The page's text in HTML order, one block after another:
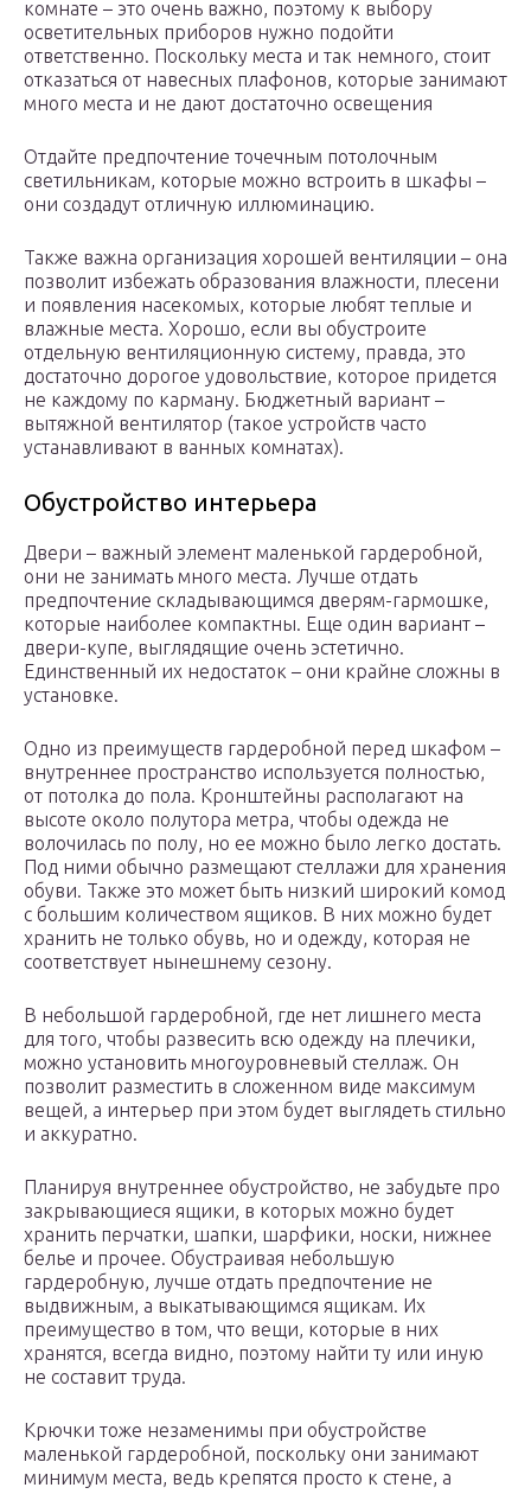
комнате – это очень важно, поэтому к выбору
осветительных приборов нужно подойти
ответственно. Поскольку места и так немного, стоит
отказаться от навесных плафонов, которые занимают
много места и не дают достаточно освещения
Отдайте предпочтение точечным потолочным
светильникам, которые можно встроить в шкафы –
они создадут отличную иллюминацию.
Также важна организация хорошей вентиляции – она
позволит избежать образования влажности, плесени
и появления насекомых, которые любят теплые и
влажные места. Хорошо, если вы обустроите
отдельную вентиляционную систему, правда, это
достаточно дорогое удовольствие, которое придется
не каждому по карману. Бюджетный вариант –
вытяжной вентилятор (такое устройств часто
устанавливают в ванных комнатах).
Обустройство интерьера
Двери – важный элемент маленькой гардеробной,
они не занимать много места. Лучше отдать
предпочтение складывающимся дверям-гармошке,
которые наиболее компактны. Еще один вариант –
двери-купе, выглядящие очень эстетично.
Единственный их недостаток – они крайне сложны в
установке.
Одно из преимуществ гардеробной перед шкафом –
внутреннее пространство используется полностью,
от потолка до пола. Кронштейны располагают на
высоте около полутора метра, чтобы одежда не
волочилась по полу, но ее можно было легко достать.
Под ними обычно размещают стеллажи для хранения
обуви. Также это может быть низкий широкий комод
с большим количеством ящиков. В них можно будет
хранить не только обувь, но и одежду, которая не
соответствует нынешнему сезону.
В небольшой гардеробной, где нет лишнего места
для того, чтобы развесить всю одежду на плечики,
можно установить многоуровневый стеллаж. Он
позволит разместить в сложенном виде максимум
вещей, а интерьер при этом будет выглядеть стильно
и аккуратно.
Планируя внутреннее обустройство, не забудьте про
закрывающиеся ящики, в которых можно будет
хранить перчатки, шапки, шарфики, носки, нижнее
белье и прочее. Обустраивая небольшую
гардеробную, лучше отдать предпочтение не
выдвижным, а выкатывающимся ящикам. Их
преимущество в том, что вещи, которые в них
хранятся, всегда видно, поэтому найти ту или иную
не составит труда.
Крючки тоже незаменимы при обустройстве
маленькой гардеробной, поскольку они занимают
минимум места, ведь крепятся просто к стене, а